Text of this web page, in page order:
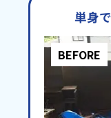
単身
BEFORE